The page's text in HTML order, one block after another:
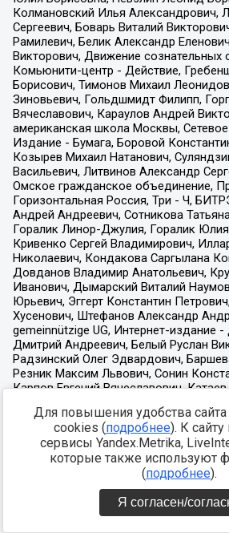
Для повышения удобства
cookies (подробнее). К
сервисы Yandex.Metrika,
которые также используют
(подробнее).
Я согласен/